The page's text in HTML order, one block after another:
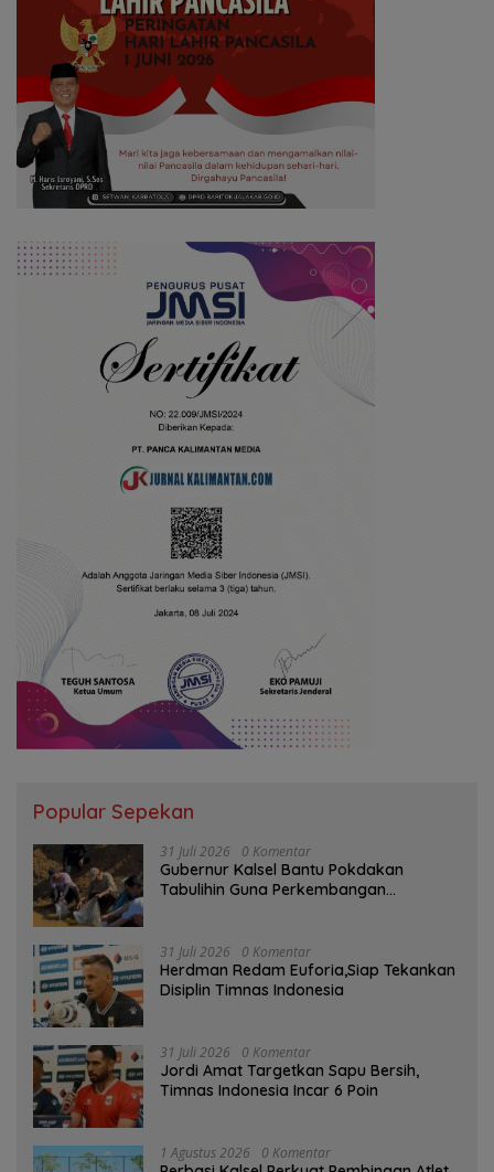
Popular Sepekan
31 Juli 2026 0 Komentar
Gubernur Kalsel Bantu Pokdakan
Tabulihin Guna Perkembangan
31 Juli 2026 0 Komentar
Herdman Redam Euforia,Siap Tekankan
Disiplin Timnas Indonesia
31 Juli 2026 0 Komentar
Jordi Amat Targetkan Sapu Bersih,
Timnas Indonesia Incar 6 Poin
1 Agustus 2026 0 Komentar